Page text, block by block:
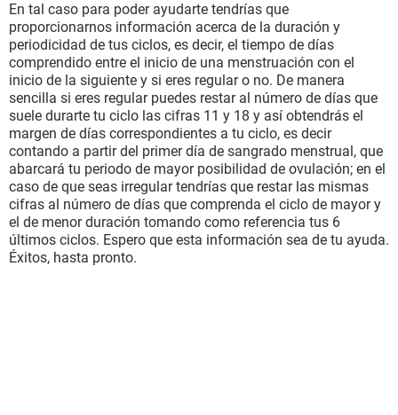
En tal caso para poder ayudarte tendrías que
proporcionarnos información acerca de la duración y
periodicidad de tus ciclos, es decir, el tiempo de días
comprendido entre el inicio de una menstruación con el
inicio de la siguiente y si eres regular o no. De manera
sencilla si eres regular puedes restar al número de días que
suele durarte tu ciclo las cifras 11 y 18 y así obtendrás el
margen de días correspondientes a tu ciclo, es decir
contando a partir del primer día de sangrado menstrual, que
abarcará tu periodo de mayor posibilidad de ovulación; en el
caso de que seas irregular tendrías que restar las mismas
cifras al número de días que comprenda el ciclo de mayor y
el de menor duración tomando como referencia tus 6
últimos ciclos. Espero que esta información sea de tu ayuda.
Éxitos, hasta pronto.